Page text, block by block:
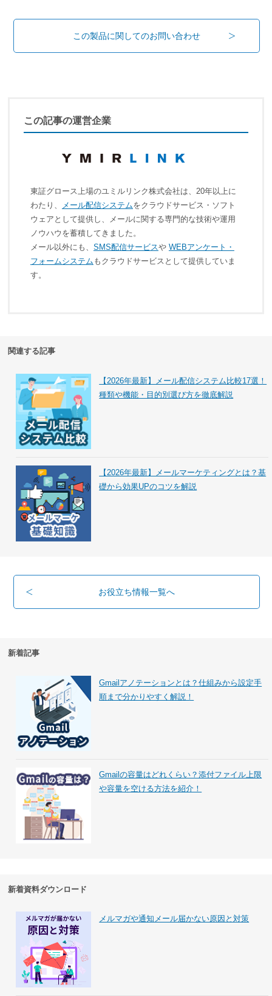
この製品に関してのお問い合わせ
この記事の運営企業
東証グロース上場のユミルリンク株式会社は、20年以上に
わたり、
メール配信システムをクラウドサービス・ソフト
ウェアとして提供し、メールに関する専門的な技術や運用
ノウハウを蓄積してきました。
メール以外にも、 SMS配信サービスや WEBアンケート・
フォームシステム もクラウドサービスとして提供していま
す。
関連する記事
【2026年最新】メール配信システム比較17選！
種類や機能・目的別選び方を徹底解説
【2026年最新】メールマーケティングとは？基
礎から効果UPのコツを解説
お役立ち情報一覧へ
新着記事
Gmailアノテーションとは？仕組みから設定手
順まで分かりやすく解説！
Gmailの容量はどれくらい？添付ファイル上限
や容量を空ける方法を紹介！
新着資料ダウンロード
メルマガや通知メール届かない原因と対策